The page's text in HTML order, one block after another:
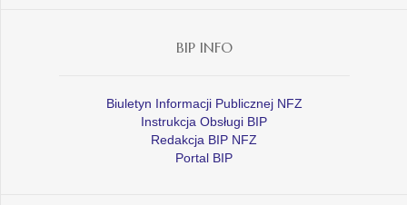
BIP INFO
Biuletyn Informacji Publicznej NFZ
Instrukcja Obsługi BIP
Redakcja BIP NFZ
Portal BIP